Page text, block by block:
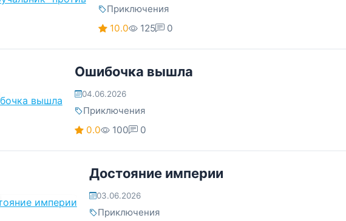
Приключения
10.0
125 0
Ошибочка вышла
04.06.2026
Приключения
0.0
100 0
Достояние империи
03.06.2026
Приключения